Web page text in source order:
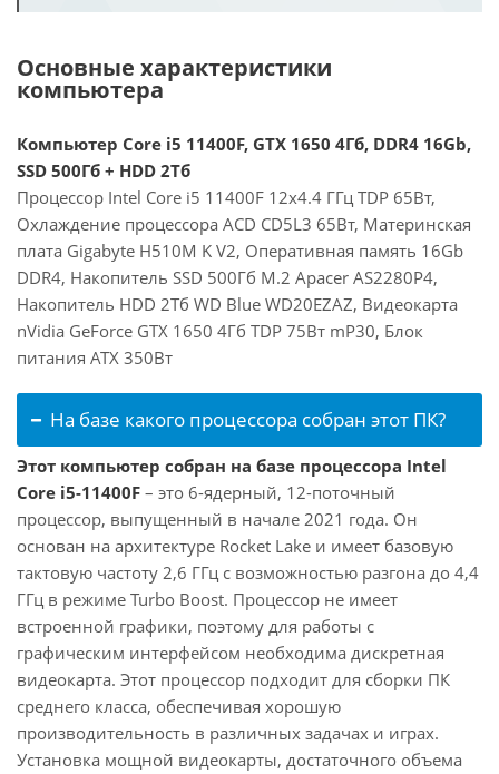
Основные характеристики
компьютера
Компьютер Core i5 11400F, GTX 1650 4Гб, DDR4 16Gb,
SSD 500Гб + HDD 2Тб
Процессор Intel Core i5 11400F 12x4.4 ГГц TDP 65Вт,
Охлаждение процессора ACD CD5L3 65Вт, Материнская
плата Gigabyte H510M K V2, Оперативная память 16Gb
DDR4, Накопитель SSD 500Гб M.2 Apacer AS2280P4,
Накопитель HDD 2Тб WD Blue WD20EZAZ, Видеокарта
nVidia GeForce GTX 1650 4Гб TDP 75Вт mP30, Блок
питания ATX 350Вт
На базе какого процессора собран этот ПК?
Этот компьютер собран на базе процессора Intel
Core i5-11400F – это 6-ядерный, 12-поточный
процессор, выпущенный в начале 2021 года. Он
основан на архитектуре Rocket Lake и имеет базовую
тактовую частоту 2,6 ГГц с возможностью разгона до 4,4
ГГц в режиме Turbo Boost. Процессор не имеет
встроенной графики, поэтому для работы с
графическим интерфейсом необходима дискретная
видеокарта. Этот процессор подходит для сборки ПК
среднего класса, обеспечивая хорошую
производительность в различных задачах и играх.
Установка мощной видеокарты, достаточного объема